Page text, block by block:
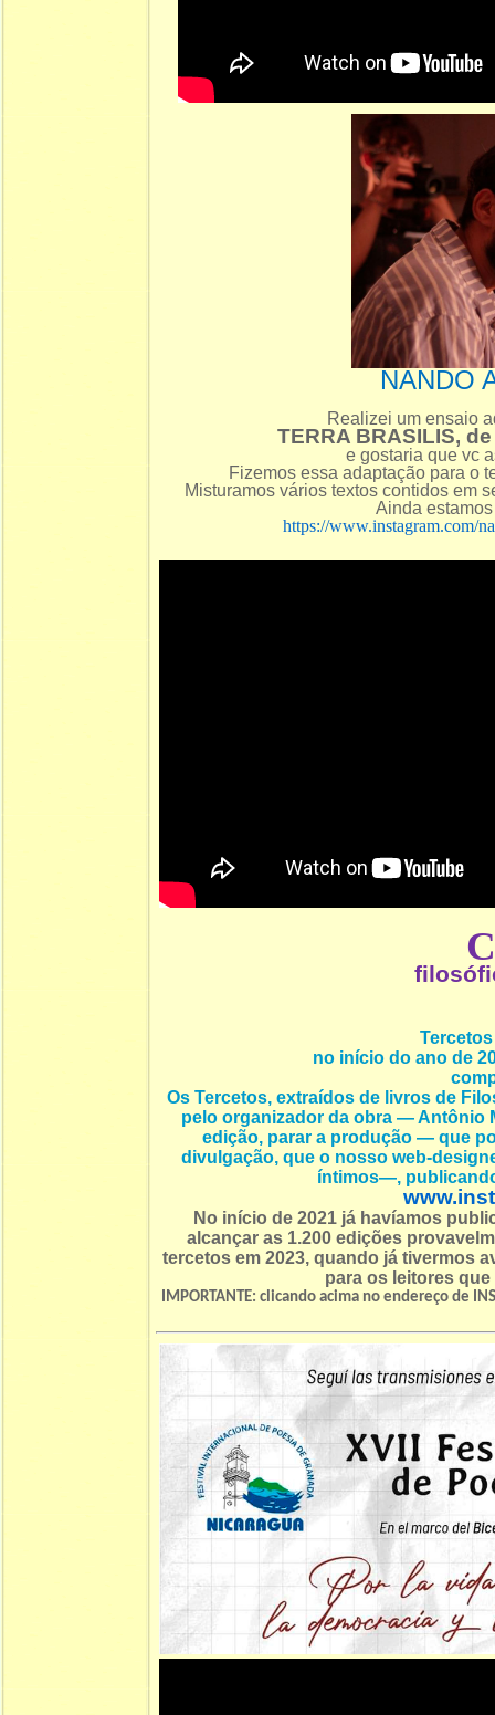
NANDO
Realizei um ensaio
TERRA BRASILIS,
e gostaria que vc
Fizemos essa adaptação para o
Misturamos vários textos contidos em
Ainda
https://www.instagram.com/
no início do ano de
Os Tercetos, extraídos de livros de
pelo organizador da obra — Antônio
edição, parar a produção — que
divulgação, que o nosso web-
íntimos—,
No início de 2021 já havíamos
alcançar as 1.200 edições
tercetos em 2023, quando já tivermos
para os leitores
IMPORTANTE: clicando acima no endereço de